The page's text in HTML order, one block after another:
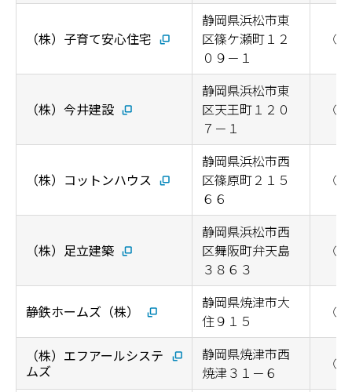
（株）子育て安心住宅
静岡県浜松市東
区篠ケ瀬町１２
０９－１
◯
（株）今井建設
静岡県浜松市東
区天王町１２０
７－１
◯
（株）コットンハウス
静岡県浜松市西
区篠原町２１５
６６
◯
（株）足立建築
静岡県浜松市西
区舞阪町弁天島
３８６３
◯
静鉄ホームズ（株）
静岡県焼津市大
住９１５
◯
（株）エフアールシステ
ムズ
静岡県焼津市西
焼津３１－６
◯